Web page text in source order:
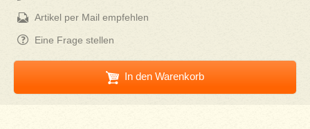
Artikel per Mail empfehlen
Eine Frage stellen
In den Warenkorb